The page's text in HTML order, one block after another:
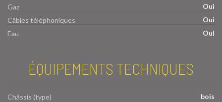
Gaz
Oui
Câbles téléphoniques
Oui
Eau
Oui
ÉQUIPEMENTS TECHNIQUES
Châssis (type) bois